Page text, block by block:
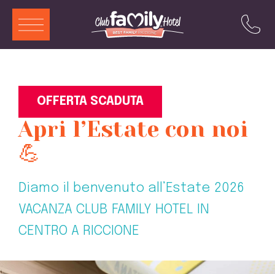
OFFERTA SCADUTA
Apri l’Estate con noi
💪
Diamo il benvenuto all’Estate 2026
VACANZA CLUB FAMILY HOTEL IN
CENTRO A RICCIONE
Servizi
Ristorante
Camere e Aparthotel
Animazione
Offerte
Attrazioni